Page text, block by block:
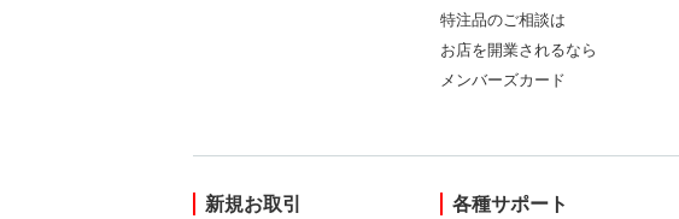
特注品のご相談は
お店を開業されるなら
メンバーズカード
新規お取引 各種サポート